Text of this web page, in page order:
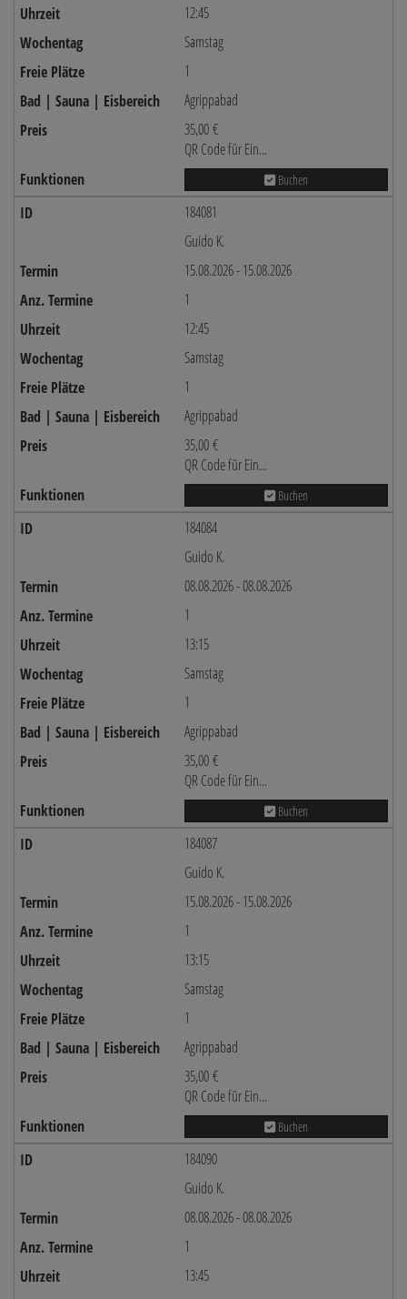
12:45
Samstag
1
Agrippabad
35,00 €
QR Code für Ein...
Buchen
184081
Guido K.
15.08.2026 - 15.08.2026
1
12:45
Samstag
1
Agrippabad
35,00 €
QR Code für Ein...
Buchen
184084
Guido K.
08.08.2026 - 08.08.2026
1
13:15
Samstag
1
Agrippabad
35,00 €
QR Code für Ein...
Buchen
184087
Guido K.
15.08.2026 - 15.08.2026
1
13:15
Samstag
1
Agrippabad
35,00 €
QR Code für Ein...
Buchen
184090
Guido K.
08.08.2026 - 08.08.2026
1
13:45